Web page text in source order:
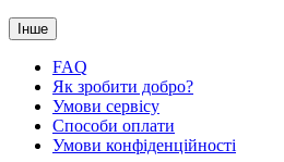
Інше
FAQ
Як зробити добро?
Умови сервісу
Способи оплати
Умови конфіденційності